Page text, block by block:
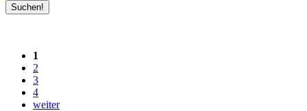
1
2
3
4
weiter